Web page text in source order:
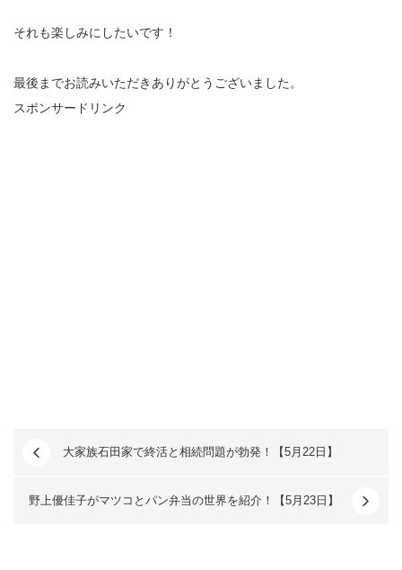
それも楽しみにしたいです！
最後までお読みいただきありがとうございました。
スポンサードリンク
大家族石田家で終活と相続問題が勃発！【5月22日】
野上優佳子がマツコとパン弁当の世界を紹介！【5月23日】